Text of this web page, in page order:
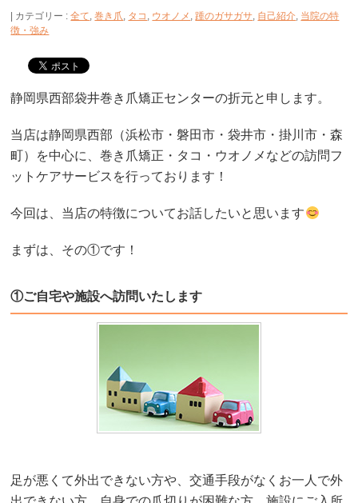
カテゴリー :全て,巻き爪, タコ , ウオノメ ,踵のガサガサ, 自己紹介, 当院の特
徴・強み
静岡県西部袋井巻き爪矯正センターの折元と申します。
当店は静岡県西部（浜松市・磐田市・袋井市・掛川市・森
町）を中心に、巻き爪矯正・タコ・ウオノメなどの訪問フ
ットケアサービスを行っております！
今回は、当店の特徴についてお話したいと思います
まずは、その①です！
①ご自宅や施設へ訪問いたします
足が悪くて外出できない方や、交通手段がなくお一人で外